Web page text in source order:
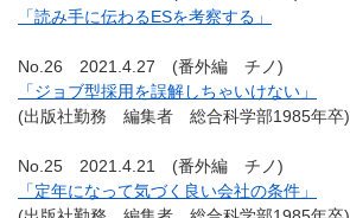
「読み手に伝わるESを考察する」
No.26 2021.4.27 (番外編 チノ)
「ジョブ型採用を誤解しちゃいけない」
(出版社勤務 編集者 総合科学部1985年卒)
No.25 2021.4.21 (番外編 チノ)
「定年になって気づく良い会社の条件」